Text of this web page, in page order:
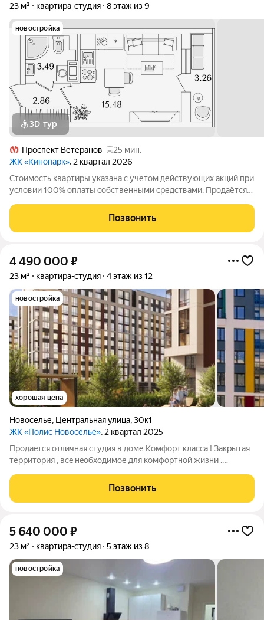
23 м²
квартира-студия 8 этаж из 9
новостройка
3D-тур
Проспект Ветеранов
25 мин.
ЖК «Кинопарк», 2 квартал 2026
Стоимость квартиры указана с учетом действующих акций при
условии 100% оплаты собственными средствами. Продаётся
«РСТИ» (Росстройинвест). Квартира находится в 9 этажном
доме, в Очередь 1, Корпус 2
Позвонить
4 490 000 ₽
23 м² квартира-студия 4 этаж из 12
новостройка
хорошая цена
Новоселье, Центральная улица,30к1
ЖК «Полис Новоселье», 2 квартал 2025
Пpодаeтся oтличная cтудия в доме Комфoрт клaссa ! Зaкpытaя
теpритopия , вce нeобходимое для комфортной жизни .
пpeдчиcтoвой oтделкoй: стены гoтoвы к покрacке , под ваш
дизaйн , cтяжкa на пoлу ,
Позвонить
5 640 000 ₽
23 м² квартира-студия 5 этаж из 8
новостройка